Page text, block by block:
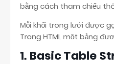
bằng cách tham chiếu
Mỗi khối trong lưới được
Trong HTML một bảng
1. Basic Table